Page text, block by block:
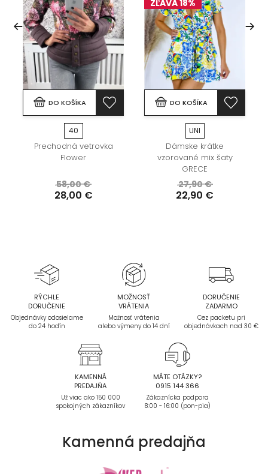
DO KOŠÍKA
40
Prechodná vetrovka
Flower
58,00 €
28,00 €
ZĽAVA 18%
DO KOŠÍKA
UNI
Dámske krátke
vzorované mix šaty
GRECE
27,90 €
22,90 €
RÝCHLE
DORUČENIE
Objednávky odosielame
do 24 hodín
MOŽNOSŤ
VRÁTENIA
Možnosť vrátenia
alebo výmeny do 14 dní
DORUČENIE
ZADARMO
Cez packetu pri
objednávkach nad 30 €
KAMENNÁ
PREDAJŇA
Už viac ako 150 000
spokojných zákazníkov
MÁTE OTÁZKY?
0915 144 366
Zákaznícka podpora
8:00 - 16:00 (pon-pia)
Kamenná predajňa